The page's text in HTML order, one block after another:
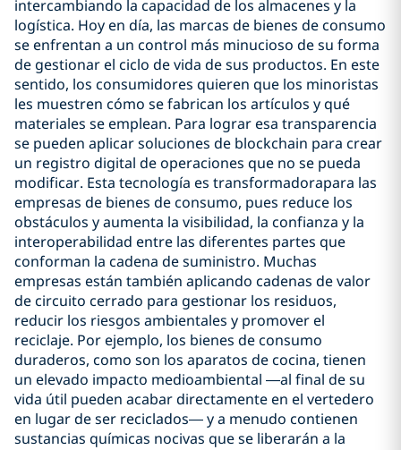
intercambiando la capacidad de los almacenes y la
logística. Hoy en día, las marcas de bienes de consumo
se enfrentan a un control más minucioso de su forma
de gestionar el ciclo de vida de sus productos. En este
sentido, los consumidores quieren que los minoristas
les muestren cómo se fabrican los artículos y qué
materiales se emplean. Para lograr esa transparencia
se pueden aplicar soluciones de blockchain para crear
un registro digital de operaciones que no se pueda
modificar. Esta tecnología es transformadorapara las
empresas de bienes de consumo, pues reduce los
obstáculos y aumenta la visibilidad, la confianza y la
interoperabilidad entre las diferentes partes que
conforman la cadena de suministro. Muchas
empresas están también aplicando cadenas de valor
de circuito cerrado para gestionar los residuos,
reducir los riesgos ambientales y promover el
reciclaje. Por ejemplo, los bienes de consumo
duraderos, como son los aparatos de cocina, tienen
un elevado impacto medioambiental —al final de su
vida útil pueden acabar directamente en el vertedero
en lugar de ser reciclados— y a menudo contienen
sustancias químicas nocivas que se liberarán a la